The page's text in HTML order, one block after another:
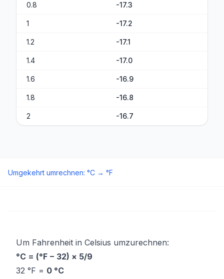
0.8 -17.3
1 -17.2
1.2 -17.1
1.4 -17.0
1.6 -16.9
1.8 -16.8
2 -16.7
Umgekehrt umrechnen: °C → °F
Um Fahrenheit in Celsius umzurechnen:
°C = (°F − 32) × 5/9
32 °F = 0 °C